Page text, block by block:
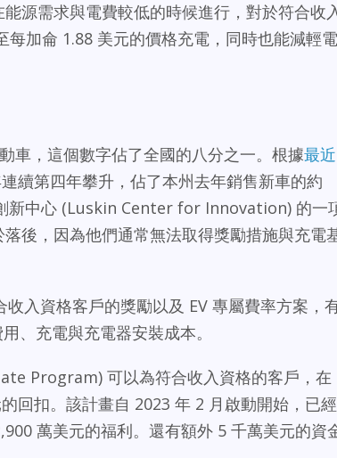
能源需求與電費較低的時候進行，對於符合收
加侖 1.88 美元的價格充電，同時也能減輕電
車，這個數字佔了全國的八分之一。根據最近
續第四年攀升，佔了本州去年銷售新車的約
新中心 (Luskin Center for Innovation) 的一
後，因為他們通常無法取得獎勵措施與充電
入資格客戶的獎勵以及 EV 專屬費率方案，
、充電與充電器安裝成本。
Program) 可以為符合收入資格的客戶，在
回扣。該計畫自 2023 年 2 月啟動開始，已經
萬美元的福利。還有額外 5 千萬美元的資